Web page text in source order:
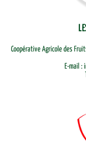
Coopérative Agricole des
E-mail